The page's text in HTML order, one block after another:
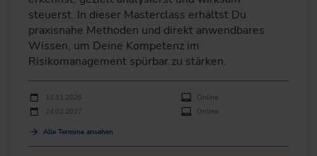
steuerst. In dieser Masterclass erhältst Du
praxisnahe Methoden und direkt anwendbares
Wissen, um Deine Kompetenz im
Risikomanagement spürbar zu stärken.
Durchführungen
Veranstaltungsdatum
12.11.2026
Online
24.02.2027
Online
Alle Termine ansehen